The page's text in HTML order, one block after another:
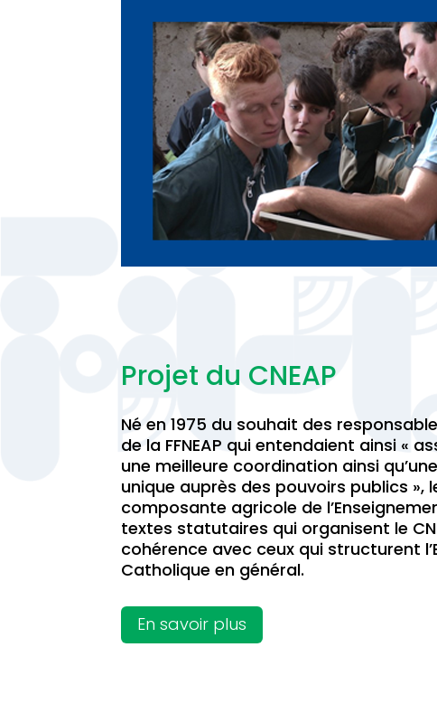
Projet du CNEAP
Né en 1975 du souhait des
de la FFNEAP qui entendaient ainsi «
une meilleure coordination ainsi
unique auprès des pouvoirs publics »,
composante agricole de
textes statutaires qui organisent le
cohérence avec ceux qui structurent
Catholique en général.
En savoir plus